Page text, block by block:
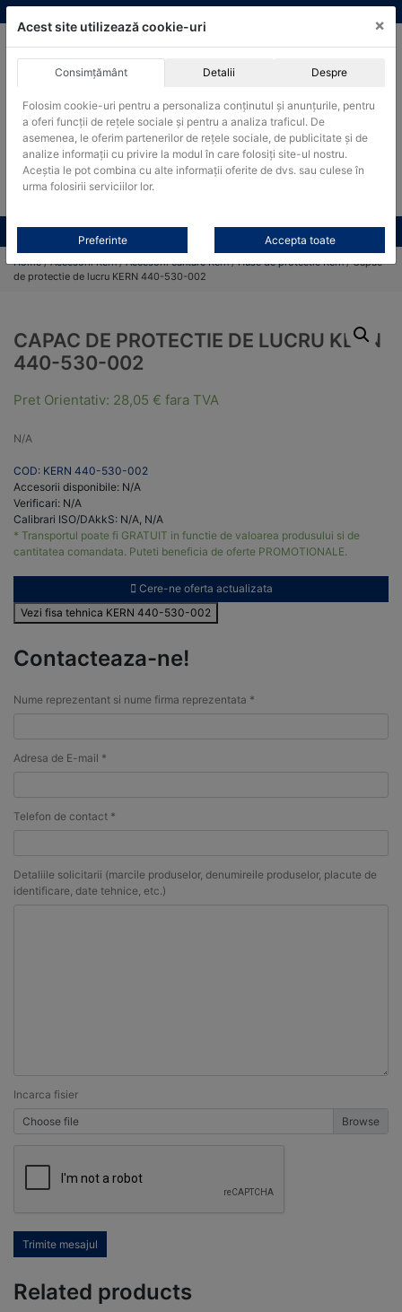
Skip
to
Produsele pot fi achizitionate si in sistemul SEAP / SICAP
Products
search
CAUTARE
Toate produsele CONTACT
Home/Accesorii Kern/Accesorii cantare Kern/Huse de protectie Kern/ Capac
de protectie de lucru KERN 440-530-002
CAPAC DE PROTECTIE DE LUCRU KERN
440-530-002
Pret Orientativ: 28,05 € fara TVA
N/A
COD: KERN 440-530-002
Accesorii disponibile: N/A
Verificari: N/A
Calibrari ISO/DAkkS: N/A, N/A
* Transportul poate fi GRATUIT in functie de valoarea produsului si de
cantitatea comandata. Puteti beneficia de oferte PROMOTIONALE.
Cere-ne oferta actualizata
Vezi fisa tehnica KERN 440-530-002
Contacteaza-ne!
Nume reprezentant si nume firma reprezentata *
Adresa de E-mail *
Telefon de contact *
Detaliile solicitarii (marcile produselor, denumireile produselor, placute de
identificare, date tehnice, etc.)
Incarca fisier
Choose file
Trimite mesajul
Related products
Acest site utilizează cookie-uri ×
Consimțământ Detalii Despre
Folosim cookie-uri pentru a personaliza conținutul și anunțurile, pentru
a oferi funcții de rețele sociale și pentru a analiza traficul. De
asemenea, le oferim partenerilor de rețele sociale, de publicitate și de
analize informații cu privire la modul în care folosiți site-ul nostru.
Aceștia le pot combina cu alte informații oferite de dvs. sau culese în
urma folosirii serviciilor lor.
Preferinte Accepta toate